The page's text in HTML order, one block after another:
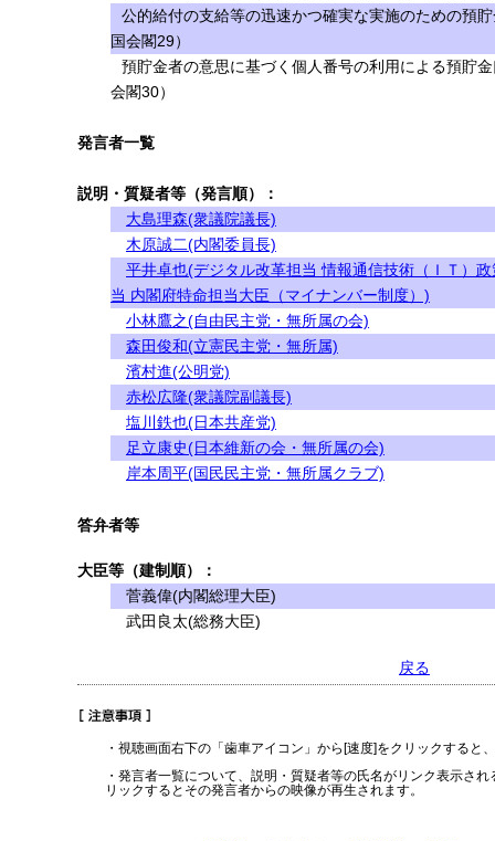
公的給付の支給等の迅速かつ確実な実施のための預
国会閣29）
預貯金者の意思に基づく個人番号の利用による預貯
会閣30）
発言者一覧
説明・質疑者等（発言順）：
大島理森(衆議院議長)
木原誠二(内閣委員長)
平井卓也(デジタル改革担当 情報通信技術（ＩＴ）政
当 内閣府特命担当大臣（マイナンバー制度）)
小林鷹之(自由民主党・無所属の会)
森田俊和(立憲民主党・無所属)
濱村進(公明党)
赤松広隆(衆議院副議長)
塩川鉄也(日本共産党)
足立康史(日本維新の会・無所属の会)
岸本周平(国民民主党・無所属クラブ)
答弁者等
大臣等（建制順）：
菅義偉(内閣総理大臣)
武田良太(総務大臣)
戻る
・視聴画面右下の「歯車アイコン」から[速度]をクリックすると
・発言者一覧について、説明・質疑者等の氏名がリンク表示さ
リックするとその発言者からの映像が再生されます。